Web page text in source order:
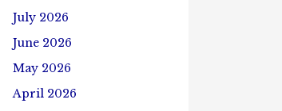
July 2026
June 2026
May 2026
April 2026